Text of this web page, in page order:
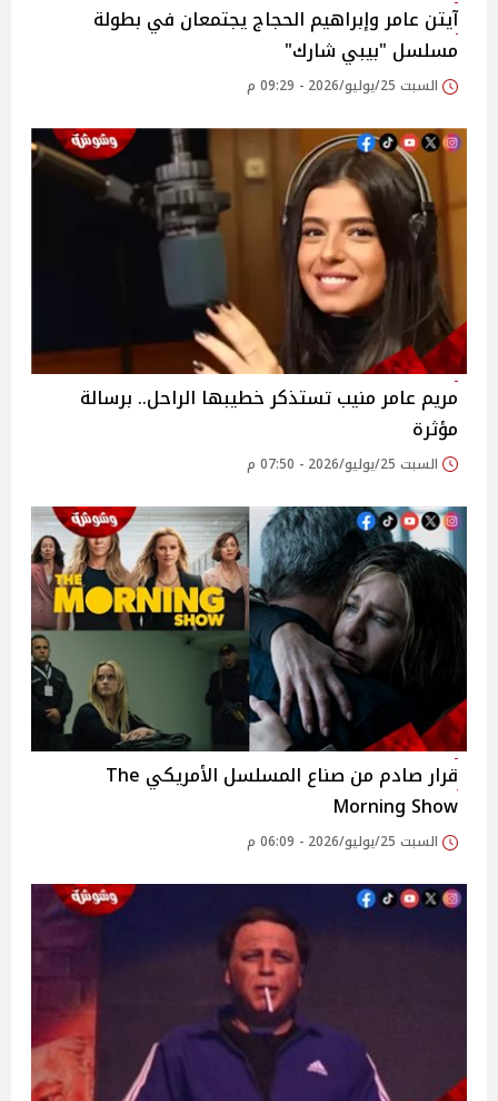
آيتن عامر وإبراهيم الحجاج يجتمعان في بطولة
مسلسل "بيبي شارك"
السبت 25/يوليو/2026 - 09:29 م
مريم عامر منيب تستذكر خطيبها الراحل.. برسالة
مؤثرة
السبت 25/يوليو/2026 - 07:50 م
قرار صادم من صناع المسلسل الأمريكي The
Morning Show
السبت 25/يوليو/2026 - 06:09 م